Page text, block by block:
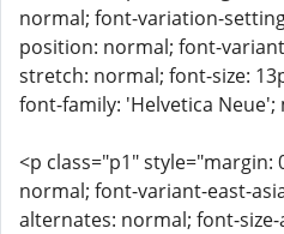
normal; font-variation-
position: normal; font-
stretch: normal; font-size:
font-family: 'Helvetica Neue';
<p class="p1"
normal; font-variant-east-
alternates: normal; font-